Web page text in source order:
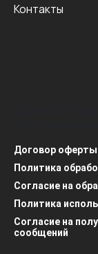
Контакты
Договор оферты
Политика
Согласие на
Политика
Согласие на
сообщений